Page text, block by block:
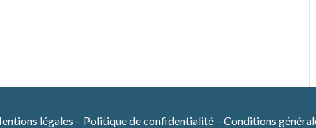
légales – Politique de confidentialité – Conditions